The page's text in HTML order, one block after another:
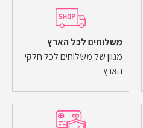
משלוחים לכל הארץ
מגוון של משלוחים לכל חלקי
הארץ